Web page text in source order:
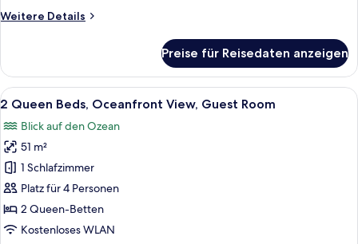
Room
Weitere Details
Weitere
King
Bed,
Oceanfront
Guest
Room
Preise für Reisedaten anzeigen
Alle
Fotos
für
2
Queen
Beds,
Oceanfront
View,
Ein Hotelzimmer mit Bett,
5
2 Queen Beds, Oceanfront View, Guest Room
Blick auf den Ozean
51 m²
1 Schlafzimmer
Platz für 4 Personen
2 Queen-Betten
Kostenloses WLAN